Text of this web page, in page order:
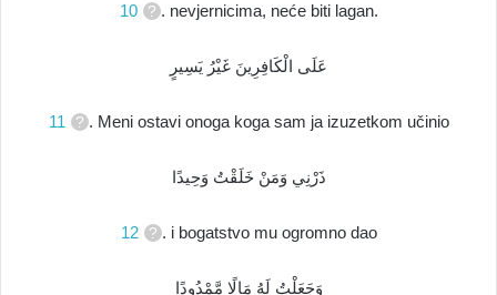
10 . nevjernicima, neće biti lagan.
عَلَى الْكَافِرِينَ غَيْرُ يَسِيرٍ
11 . Meni ostavi onoga koga sam ja izuzetkom učinio
ذَرْنِي وَمَنْ خَلَقْتُ وَحِيدًا
12 . i bogatstvo mu ogromno dao
وَجَعَلْتُ لَهُ مَالًا مَّمْدُودًا